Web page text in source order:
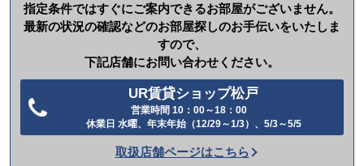
指定条件ではすぐにご案内できるお部屋がございません。
最新の状況の確認などのお部屋探しのお手伝いをいたしま
すので、
下記店舗にお問い合わせください。
UR賃貸ショップ松戸
営業時間 10：00～18：00
休業日 水曜、年末年始（12/29～1/3）、5/3～5/5
話
取扱店舗ページはこちら